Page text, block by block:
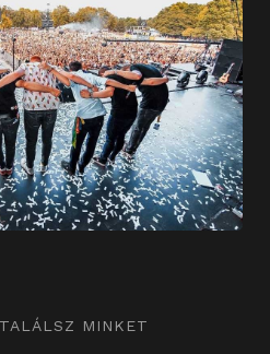
MINKET